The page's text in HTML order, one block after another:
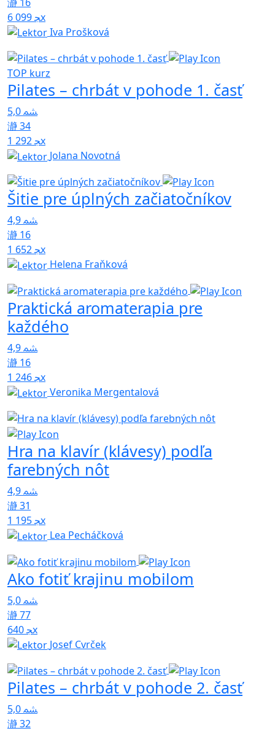
6 099x
Iva Prošková
TOP kurz
Pilates – chrbát v pohode 1. časť
5,0
34
1 292x
Jolana Novotná
Šitie pre úplných začiatočníkov
4,9
16
1 652x
Helena Fraňková
Praktická aromaterapia pre
každého
4,9
16
1 246x
Veronika Mergentalová
Hra na klavír (klávesy) podľa
farebných nôt
4,9
31
1 195x
Lea Pecháčková
Ako fotiť krajinu mobilom
5,0
77
640x
Josef Cvrček
Pilates – chrbát v pohode 2. časť
5,0
32